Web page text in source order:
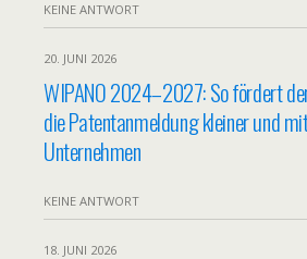
KEINE ANTWORT
20. JUNI 2026
WIPANO 2024–2027: So fördert
die Patentanmeldung kleiner und
Unternehmen
KEINE ANTWORT
18. JUNI 2026